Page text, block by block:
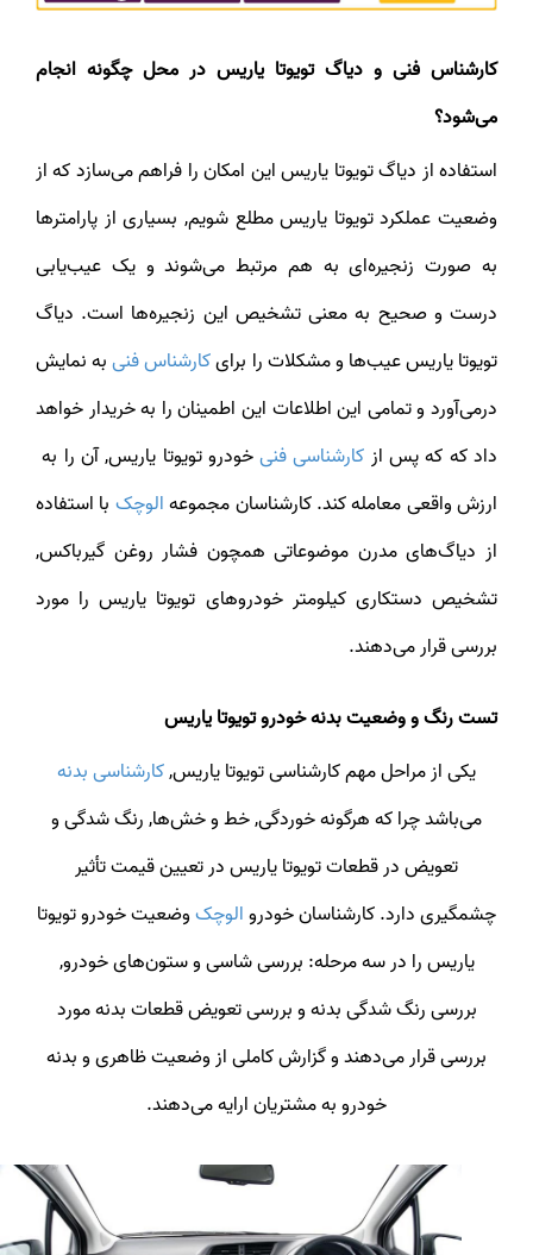
کارشناس فنی و دیاگ تویوتا یاریس در محل چگونه انجام
می‌شود؟
استفاده از دیاگ تویوتا یاریس این امکان را فراهم می‌سازد که از
وضعیت عملکرد تویوتا یاریس مطلع شویم, بسیاری از پارامترها
به صورت زنجیره‌ای به هم مرتبط می‌شوند و یک عیب‌یابی
درست و صحیح به معنی تشخیص این زنجیره‌ها است. دیاگ
تویوتا یاریس عیب‌ها و مشکلات را برای کارشناس فنیبه نمایش
درمی‌آورد‌ و تمامی این اطلاعات این اطمینان را به خریدار خواهد
داد که که پس ازکارشناسی فنیخودرو تویوتا یاریس, آن را به
ارزش واقعی معامله کند. کارشناسان مجموعهالوچکبا استفاده
از دیاگ‌های مدرن موضوعاتی همچون فشار روغن گیرباکس,
تشخیص دستکاری کیلومتر خودروهای تویوتا یاریس را مورد
بررسی قرار می‌دهند.
تست رنگ و وضعیت بدنه خودرو تویوتا یاریس
یکی از مراحل مهم کارشناسی تویوتا یاریس,کارشناسی بدنه
می‌باشد چرا که هرگونه خوردگی, خط و خش‌ها, رنگ شدگی و
تعویض در قطعات تویوتا یاریس در تعیین قیمت تأثیر
چشمگیری دارد. کارشناسان خودروالوچکوضعیت خودرو تویوتا
یاریس را در سه مرحله: بررسی شاسی و ستون‌های خودرو,
بررسی رنگ شدگی بدنه و بررسی تعویض قطعات بدنه مورد
بررسی قرار می‌دهند و گزارش کاملی از وضعیت ظاهری و بدنه
خودرو به مشتریان ارایه می‌دهند.